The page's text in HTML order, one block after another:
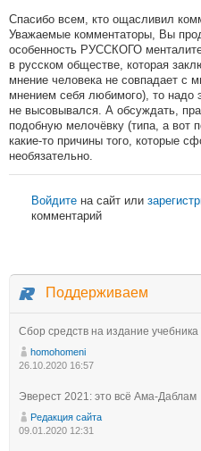
Спасибо всем, кто ощасливил
Уважаемые комментаторы, Вы
особенность РУССКОГО
в русском обществе, которая
мнение человека не совпадает с
мнением себя любимого), то надо
не высовывался. А обсуждать,
подобную мелочёвку (типа, а вот
какие-то причины того, которые
необязательно.
Войдите на сайт или
комментарий
Поддерживаем
Сбор средств на издание
homohomeni
26.10.2020 16:57
Эверест 2021: это всё Ама-Даблам
Редакция сайта
09.01.2020 12:31